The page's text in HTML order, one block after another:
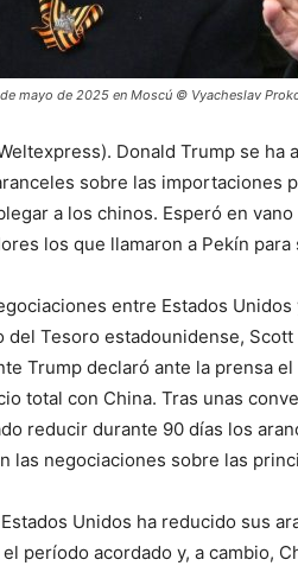
mayo de 2025 en Moscú © Vyacheslav
Donald Trump se
sobre las importaciones
a los chinos. Esperó en
los que llamaron a Pekín
entre Estados
del Tesoro estadounidense,
Trump declaró ante la prensa
total con China. Tras unas
reducir durante 90 días los
las negociaciones sobre las
Unidos ha reducido sus
el período acordado y, a cambio,